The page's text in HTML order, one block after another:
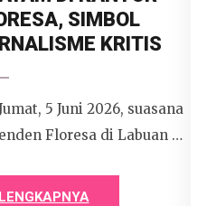
SIMBOL
KRITIS
5 Juni 2026, suasana
Floresa di Labuan …